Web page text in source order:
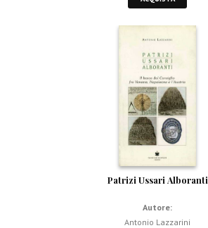
Patrizi Ussari Alboranti
Autore:
Antonio Lazzarini